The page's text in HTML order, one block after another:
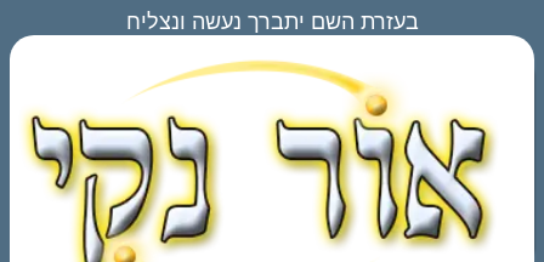
בעזרת השם יתברך נעשה ונצליח